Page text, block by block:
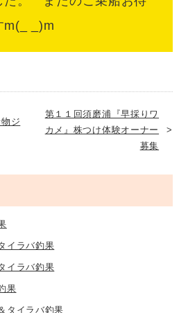
m(_ _)m
ジ
第１１回須磨浦『早採りワ
カメ』株つけ体験オーナー
募集
イラバ釣果
イラバ釣果
果
タイラバ釣果